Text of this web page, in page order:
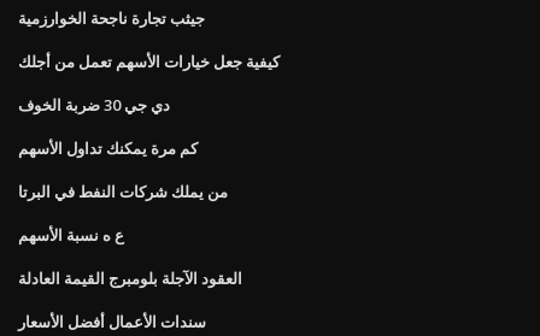
جيثب تجارة ناجحة الخوارزمية
كيفية جعل خيارات الأسهم تعمل من أجلك
دي جي 30 ضربة الخوف
كم مرة يمكنك تداول الأسهم
من يملك شركات النفط في البرتا
ع ه نسبة الأسهم
العقود الآجلة بلومبرج القيمة العادلة
سندات الأعمال أفضل الأسعار